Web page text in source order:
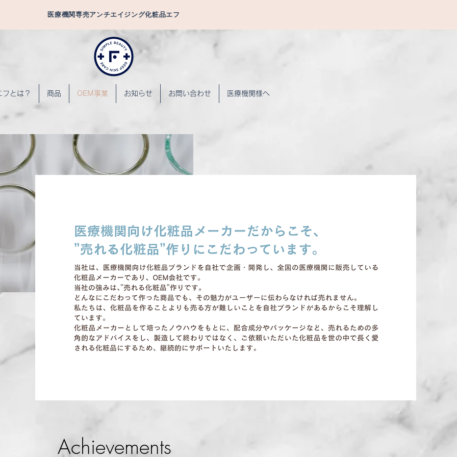
医療機関専売アンチエイジング化粧品エフ
フとは？ 商品 OEM事業 お知らせ お問い合わせ 医療機関様へ
Achievements